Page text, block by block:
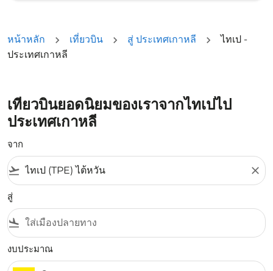
หน้าหลัก เที่ยวบิน สู่ ประเทศเกาหลี
ไทเป -
ประเทศเกาหลี
เที่ยวบินยอดนิยมของเราจากไทเปไป
ประเทศเกาหลี
จาก
flight_takeoff close
สู่
flight_land
งบประมาณ